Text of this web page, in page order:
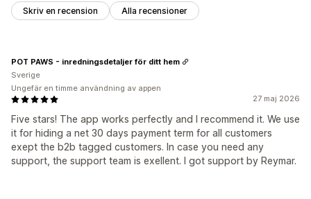
Klickfrekvenser Konverteringsgrad Trattens prestanda
Skriv en recension Alla recensioner
27 maj 2026
Five stars! The app works perfectly and I recommend it. We use
it for hiding a net 30 days payment term for all customers
exept the b2b tagged customers. In case you need any
support, the support team is exellent. I got support by Reymar.
POT PAWS - inredningsdetaljer för ditt hem
Sverige
Ungefär en timme användning av appen